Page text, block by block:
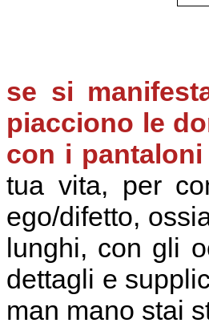
se si
piacciono le
con i
tua vita, per
ego/difetto,
lunghi, con gli
dettagli e
man mano stai